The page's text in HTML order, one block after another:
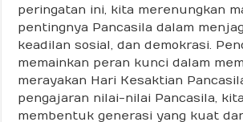
peringatan ini, kita merenungkan
pentingnya Pancasila dalam
keadilan sosial, dan demokrasi.
memainkan peran kunci dalam
merayakan Hari Kesaktian
pengajaran nilai-nilai Pancasila,
membentuk generasi yang kuat